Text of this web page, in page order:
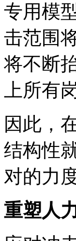
专用模
击范围
将不断
上所有
因此，
结构性
对的力
重塑人